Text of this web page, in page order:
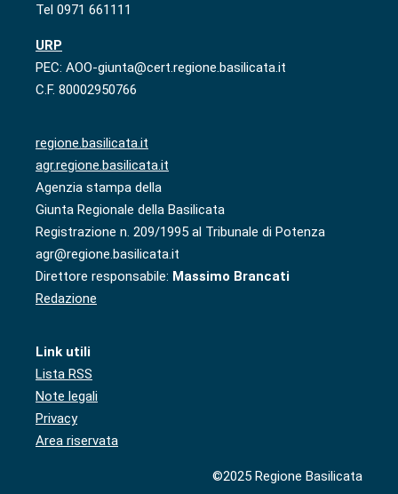
Tel 0971 661111
URP
PEC: AOO-giunta@cert.regione.basilicata.it
C.F. 80002950766
regione.basilicata.it
agr.regione.basilicata.it
Agenzia stampa della
Giunta Regionale della Basilicata
Registrazione n. 209/1995 al Tribunale di Potenza
agr@regione.basilicata.it
Direttore responsabile: Massimo Brancati
Redazione
Link utili
Lista RSS
Note legali
Privacy
Area riservata
©2025 Regione Basilicata